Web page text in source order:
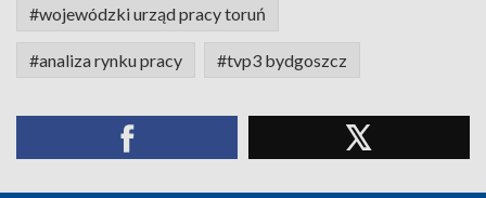
#wojewódzki urząd pracy toruń
#analiza rynku pracy #tvp3 bydgoszcz